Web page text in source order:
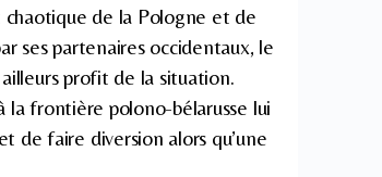
de la Pologne et de
ses partenaires occidentaux, le
ailleurs profit de la situation.
la frontière polono-bélarusse lui
de faire diversion alors qu’une